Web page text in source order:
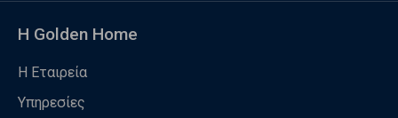
Η Golden Home
Η Εταιρεία
Υπηρεσίες